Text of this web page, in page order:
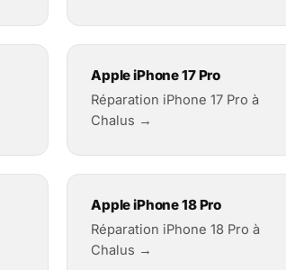
Apple iPhone 17 Pro
Réparation iPhone 17 Pro à
Chalus →
Apple iPhone 18 Pro
Réparation iPhone 18 Pro à
Chalus →